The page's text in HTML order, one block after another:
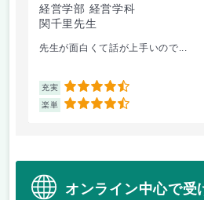
経営学部 経営学科
関千里先生
先生が面白くて話が上手いので...
充実 4.5
楽単 4.5
オンライン中心で受